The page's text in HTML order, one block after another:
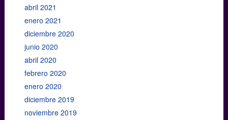
abril 2021
enero 2021
diciembre 2020
junio 2020
abril 2020
febrero 2020
enero 2020
diciembre 2019
noviembre 2019